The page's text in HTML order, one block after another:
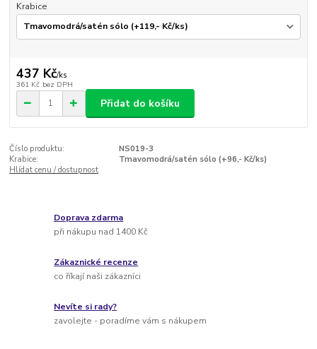
Krabice
437 Kč/ks
361 Kč bez DPH
Přidat do košíku
Číslo produktu:
NS019-3
Krabice:
Tmavomodrá/satén sólo (+96,- Kč/ks)
Hlídat cenu / dostupnost
Doprava zdarma
při nákupu nad 1400 Kč
Zákaznické recenze
co říkají naši zákazníci
Nevíte si rady?
zavolejte - poradíme vám s nákupem